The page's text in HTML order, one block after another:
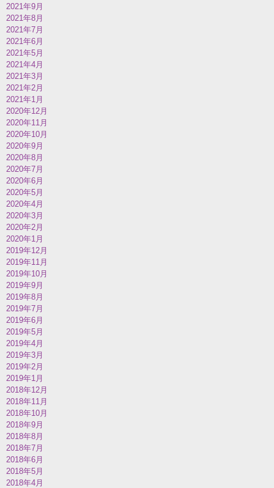
2021年9月
2021年8月
2021年7月
2021年6月
2021年5月
2021年4月
2021年3月
2021年2月
2021年1月
2020年12月
2020年11月
2020年10月
2020年9月
2020年8月
2020年7月
2020年6月
2020年5月
2020年4月
2020年3月
2020年2月
2020年1月
2019年12月
2019年11月
2019年10月
2019年9月
2019年8月
2019年7月
2019年6月
2019年5月
2019年4月
2019年3月
2019年2月
2019年1月
2018年12月
2018年11月
2018年10月
2018年9月
2018年8月
2018年7月
2018年6月
2018年5月
2018年4月